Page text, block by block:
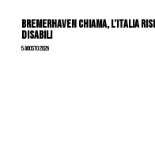
Bremerhaven chiama, l’Italia
Disabili
5 Agosto 2026